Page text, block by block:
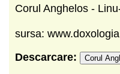
Corul Anghelos -
sursa:
Descarcare:
Corul